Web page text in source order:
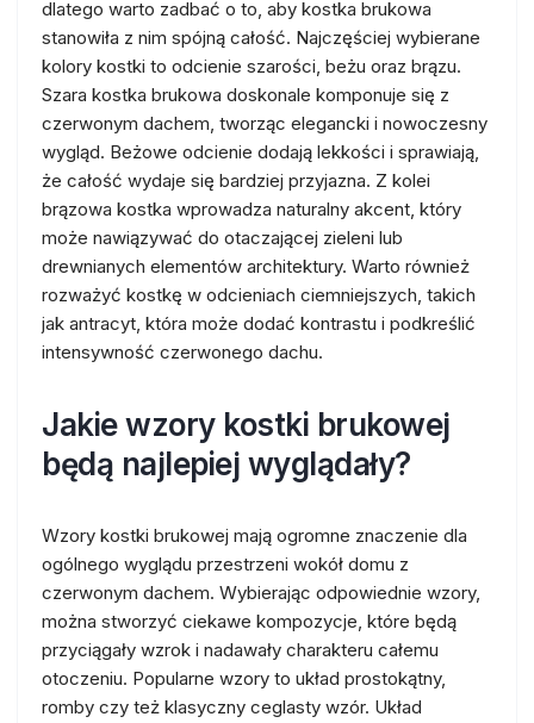
dlatego warto zadbać o to, aby kostka brukowa
stanowiła z nim spójną całość. Najczęściej wybierane
kolory kostki to odcienie szarości, beżu oraz brązu.
Szara kostka brukowa doskonale komponuje się z
czerwonym dachem, tworząc elegancki i nowoczesny
wygląd. Beżowe odcienie dodają lekkości i sprawiają,
że całość wydaje się bardziej przyjazna. Z kolei
brązowa kostka wprowadza naturalny akcent, który
może nawiązywać do otaczającej zieleni lub
drewnianych elementów architektury. Warto również
rozważyć kostkę w odcieniach ciemniejszych, takich
jak antracyt, która może dodać kontrastu i podkreślić
intensywność czerwonego dachu.
Jakie wzory kostki brukowej
będą najlepiej wyglądały?
Wzory kostki brukowej mają ogromne znaczenie dla
ogólnego wyglądu przestrzeni wokół domu z
czerwonym dachem. Wybierając odpowiednie wzory,
można stworzyć ciekawe kompozycje, które będą
przyciągały wzrok i nadawały charakteru całemu
otoczeniu. Popularne wzory to układ prostokątny,
romby czy też klasyczny ceglasty wzór. Układ